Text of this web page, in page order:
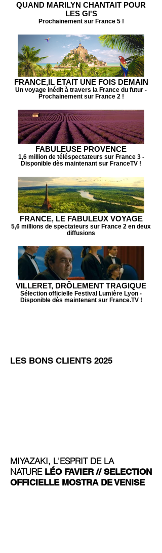
QUAND MARILYN CHANTAIT POUR
LES GI'S
Prochainement sur France 5 !
FRANCE,IL ETAIT UNE FOIS DEMAIN
Un voyage inédit à travers la France du futur -
Prochainement sur France 2 !
FABULEUSE PROVENCE
1,6 million de téléspectateurs sur France 3 -
Disponible dès maintenant sur FranceTV !
FRANCE, LE FABULEUX VOYAGE
5,6 millions de spectateurs sur France 2 en deux
diffusions
VILLERET, DRÔLEMENT TRAGIQUE
Sélection officielle Festival Lumière Lyon -
Disponible dès maintenant sur France.TV !
LES BONS CLIENTS 2025
MIYAZAKI, L'ESPRIT DE LA
NATURELÉO FAVIER // SELECTION
OFFICIELLE MOSTRA DE VENISE